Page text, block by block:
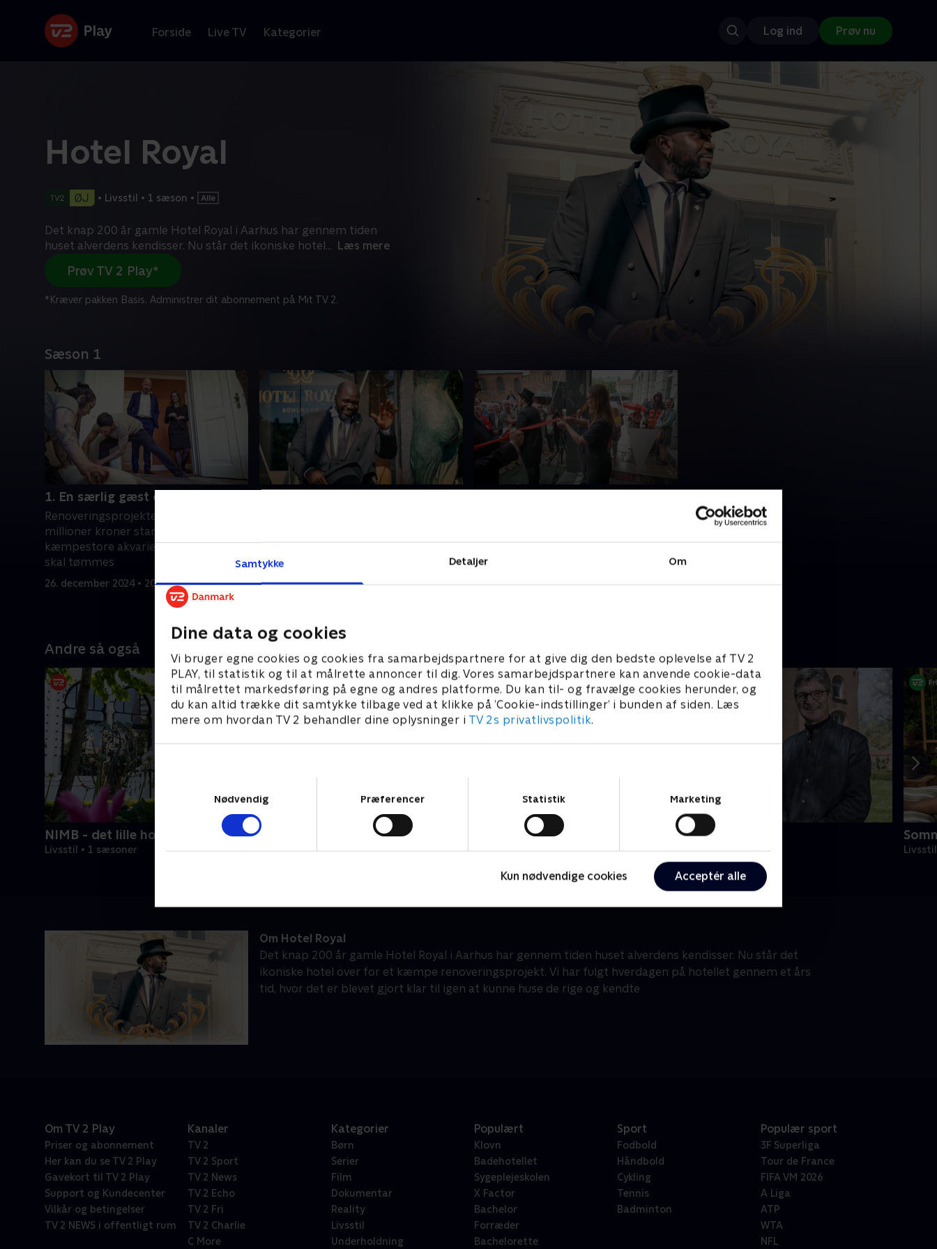
Samtykke Detaljer Om
Dine data og cookies
Vi bruger egne cookies og cookies fra samarbejdspartnere for at give dig den bedste oplevelse af TV 2
PLAY, til statistik og til at målrette annoncer til dig. Vores samarbejdspartnere kan anvende cookie-data
til målrettet markedsføring på egne og andres platforme. Du kan til- og fravælge cookies herunder, og
du kan altid trække dit samtykke tilbage ved at klikke på ’Cookie-indstillinger’ i bunden af siden. Læs
mere om hvordan TV 2 behandler dine oplysninger i TV 2s privatlivspolitik.
Nødvendig
Præferencer Statistik Marketing
Kun nødvendige cookies Acceptér alle
Forside Live TV Kategorier Log ind Prøv nu
Hotel Royal
• Livsstil • 1 sæson •
Det knap 200 år gamle Hotel Royal i Aarhus har gennem tiden
huset alverdens kendisser. Nu står det ikoniske hotel... Læs mere
Prøv TV 2 Play*
*Kræver pakken Basis. Administrer dit abonnement på Mit TV 2.
Sæson 1
1. En særlig gæst checker ud
Renoveringsprojektet til mere end 20
millioner kroner starter, og hotellets
kæmpestore akvarie i receptionen
skal tømmes
26. december 2024 • 20 min
testes af hoteldirektøren, og så står
den franske portier Issa klar til at
fra nær og fjern bliver budt indenfor
Andre så også
NIMB - det lille hotel med store drømme
Livsstil • 1 sæsoner
Livet på luksushotellet En stor dag på godset
Livsstil • 3 sæsoner
Om Hotel Royal
Det knap 200 år gamle Hotel Royal i Aarhus har gennem tiden huset alverdens kendisser. Nu står det
ikoniske hotel over for et kæmpe renoveringsprojekt. Vi har fulgt hverdagen på hotellet gennem et års
tid, hvor det er blevet gjort klar til igen at kunne huse de rige og kendte
Om TV 2 Play
Priser og abonnement
Her kan du se TV 2 Play
Gavekort til TV 2 Play
Support og Kundecenter
Vilkår og betingelser
TV 2 NEWS i offentligt rum
Kanaler
TV 2
TV 2 Sport
TV 2 News
TV 2 Echo
TV 2 Fri
TV 2 Charlie
C More
Kategorier
Børn
Serier
Film
Dokumentar
Reality
Livsstil
Underholdning
Populært
Klovn
Badehotellet
Sygeplejeskolen
X Factor
Bachelor
Forræder
Bachelorette
Sport
Fodbold
Håndbold
Cykling
Tennis
Badminton
Populær sport
3F Superliga
Tour de France
FIFA VM 2026
A Liga
ATP
WTA
NFL